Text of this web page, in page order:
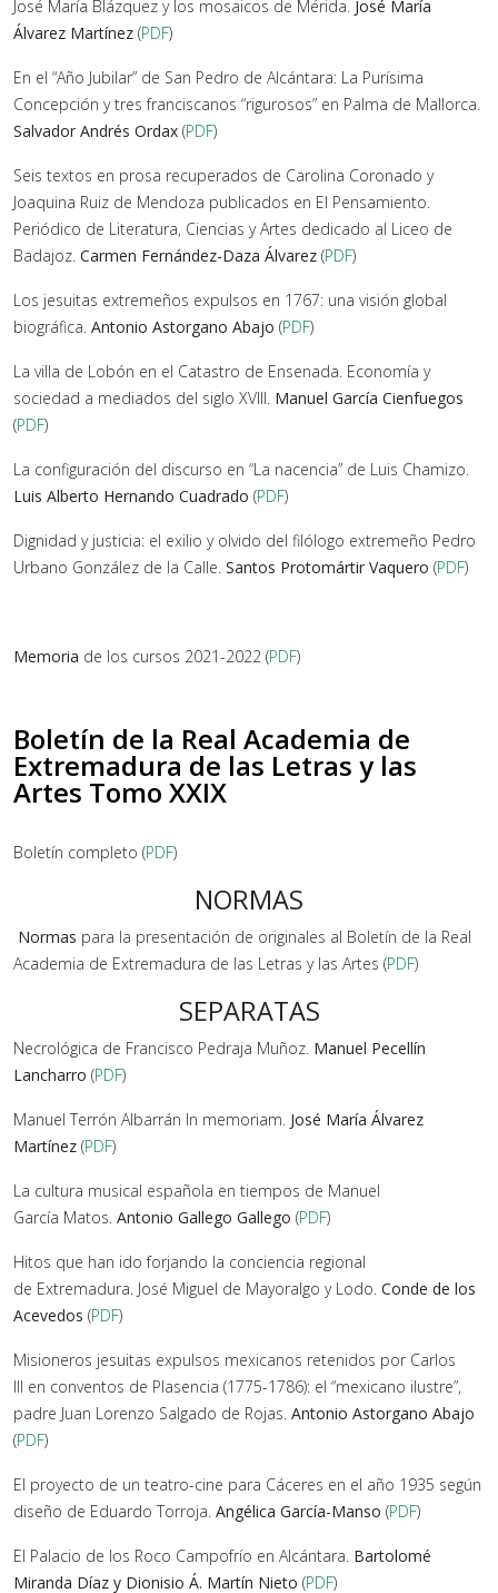
José María Blázquez y los mosaicos de Mérida. José María
Álvarez Martínez (PDF)
En el “Año Jubilar” de San Pedro de Alcántara: La Purísima
Concepción y tres franciscanos “rigurosos” en Palma de Mallorca.
Salvador Andrés Ordax (PDF)
Seis textos en prosa recuperados de Carolina Coronado y
Joaquina Ruiz de Mendoza publicados en El Pensamiento.
Periódico de Literatura, Ciencias y Artes dedicado al Liceo de
Badajoz. Carmen Fernández-Daza Álvarez (PDF)
Los jesuitas extremeños expulsos en 1767: una visión global
biográfica. Antonio Astorgano Abajo (PDF)
La villa de Lobón en el Catastro de Ensenada. Economía y
sociedad a mediados del siglo XVIII. Manuel García Cienfuegos
(PDF)
La configuración del discurso en “La nacencia” de Luis Chamizo.
Luis Alberto Hernando Cuadrado (PDF)
Dignidad y justicia: el exilio y olvido del filólogo extremeño Pedro
Urbano González de la Calle. Santos Protomártir Vaquero (PDF)
Memoria de los cursos 2021-2022 (PDF)
Boletín de la Real Academia de
Extremadura de las Letras y las
Artes Tomo XXIX
Boletín completo (PDF)
NORMAS
Normas para la presentación de originales al Boletín de la Real
Academia de Extremadura de las Letras y las Artes (PDF)
SEPARATAS
Necrológica de Francisco Pedraja Muñoz. Manuel Pecellín
Lancharro (PDF)
Manuel Terrón Albarrán In memoriam. José María Álvarez
Martínez (PDF)
La cultura musical española en tiempos de Manuel
García Matos. Antonio Gallego Gallego (PDF)
Hitos que han ido forjando la conciencia regional
de Extremadura. José Miguel de Mayoralgo y Lodo. Conde de los
Acevedos (PDF)
Misioneros jesuitas expulsos mexicanos retenidos por Carlos
III en conventos de Plasencia (1775-1786): el “mexicano ilustre”,
padre Juan Lorenzo Salgado de Rojas. Antonio Astorgano Abajo
(PDF)
El proyecto de un teatro-cine para Cáceres en el año 1935 según
diseño de Eduardo Torroja. Angélica García-Manso (PDF)
El Palacio de los Roco Campofrío en Alcántara. Bartolomé
Miranda Díaz y Dionisio Á. Martín Nieto (PDF)